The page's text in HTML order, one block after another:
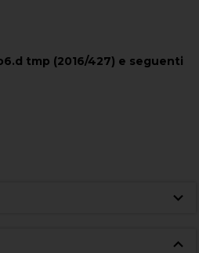
tmp (2016/427) e seguenti